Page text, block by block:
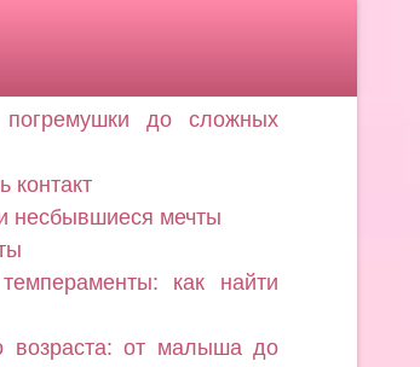
до сложных
контакт
несбывшиеся мечты
как найти
возраста: от малыша до